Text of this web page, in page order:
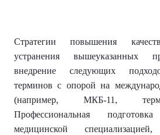
Стратегии повышения
устранения вышеуказанных
внедрение следующих
терминов с опорой на
(например, МКБ-11,
Профессиональная
медицинской